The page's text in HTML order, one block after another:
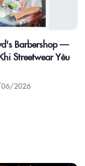
Barbershop —
Streetwear Yêu
2026